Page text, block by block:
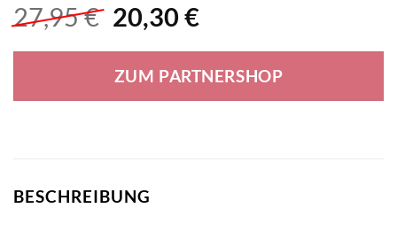
27,95€ Ursprünglicher
war:
27,95 €
20,30 €Aktueller
ist:
20,30 €.
ZUM PARTNERSHOP
BESCHREIBUNG